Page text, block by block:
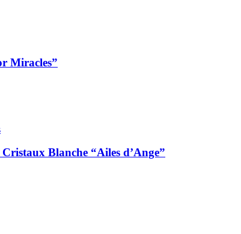
Miracles”
Blanche “Ailes d’Ange”